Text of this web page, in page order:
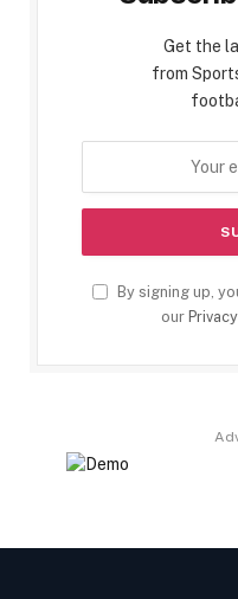
Get the
from
By signing up,
our